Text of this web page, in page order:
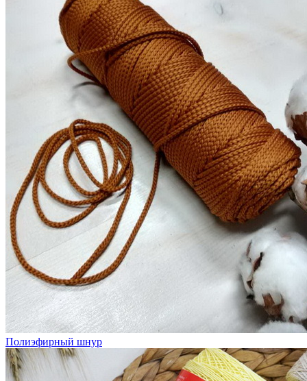
Полиэфирный шнур